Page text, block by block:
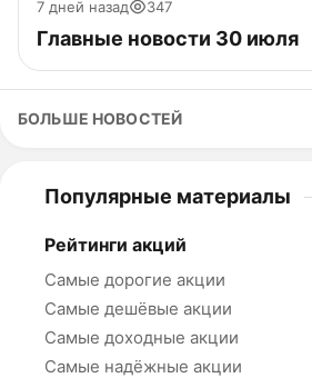
7 дней назад 347
Главные новости 30 июля
БОЛЬШЕ НОВОСТЕЙ
Популярные материалы
Рейтинги акций
Самые дорогие акции
Самые дешёвые акции
Самые доходные акции
Самые надёжные акции